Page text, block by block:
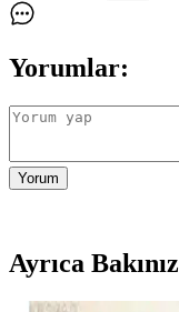
Yorumlar:
Yorum
Ayrıca Bakınız